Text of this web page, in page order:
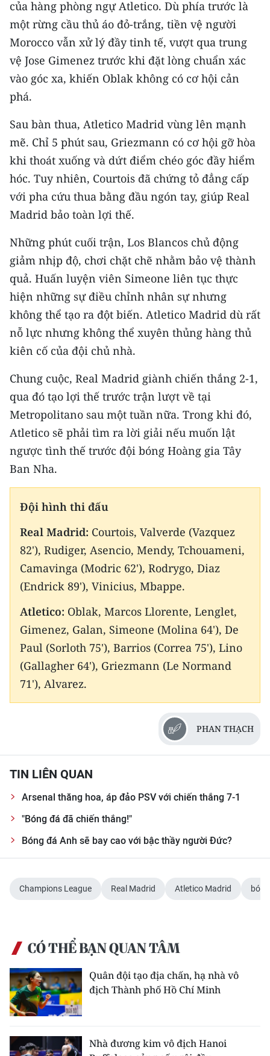
ENGLISH
中文
FRANÇAIS
РУССКИЙ
ESPAÑOL
của hàng phòng ngự Atletico. Dù phía trước là
một rừng cầu thủ áo đỏ-trắng, tiền vệ người
Morocco vẫn xử lý đầy tinh tế, vượt qua trung
vệ Jose Gimenez trước khi đặt lòng chuẩn xác
vào góc xa, khiến Oblak không có cơ hội cản
phá.
Sau bàn thua, Atletico Madrid vùng lên mạnh
mẽ. Chỉ 5 phút sau, Griezmann có cơ hội gỡ hòa
khi thoát xuống và dứt điểm chéo góc đầy hiểm
hóc. Tuy nhiên, Courtois đã chứng tỏ đẳng cấp
với pha cứu thua bằng đầu ngón tay, giúp Real
Madrid bảo toàn lợi thế.
Những phút cuối trận, Los Blancos chủ động
giảm nhịp độ, chơi chặt chẽ nhằm bảo vệ thành
quả. Huấn luyện viên Simeone liên tục thực
hiện những sự điều chỉnh nhân sự nhưng
không thể tạo ra đột biến. Atletico Madrid dù rất
nỗ lực nhưng không thể xuyên thủng hàng thủ
kiên cố của đội chủ nhà.
Chung cuộc, Real Madrid giành chiến thắng 2-1,
qua đó tạo lợi thế trước trận lượt về tại
Metropolitano sau một tuần nữa. Trong khi đó,
Atletico sẽ phải tìm ra lời giải nếu muốn lật
ngược tình thế trước đội bóng Hoàng gia Tây
Ban Nha.
Đội hình thi đấu
Real Madrid: Courtois, Valverde (Vazquez
82'), Rudiger, Asencio, Mendy, Tchouameni,
Camavinga (Modric 62'), Rodrygo, Diaz
(Endrick 89'), Vinicius, Mbappe.
Atletico: Oblak, Marcos Llorente, Lenglet,
Gimenez, Galan, Simeone (Molina 64'), De
Paul (Sorloth 75'), Barrios (Correa 75'), Lino
(Gallagher 64'), Griezmann (Le Normand
71'), Alvarez.
PHAN THẠCH
TIN LIÊN QUAN
Arsenal thăng hoa, áp đảo PSV với chiến thắng 7-1
"Bóng đá đã chiến thắng!"
Bóng đá Anh sẽ bay cao với bậc thầy người Đức?
Champions League Real Madrid Atletico Madrid
CÓ THỂ BẠN QUAN TÂM
Quân đội tạo địa chấn, hạ nhà vô
địch Thành phố Hồ Chí Minh
Nhà đương kim vô địch Hanoi